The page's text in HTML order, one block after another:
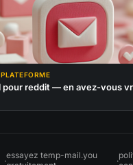
pour reddit — en avez-vous
·essayez temp-mail.you
·